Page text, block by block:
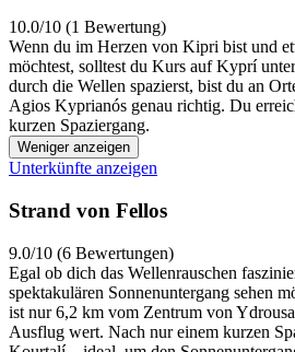
10.0/10 (1 Bewertung)
Wenn du im Herzen von Kipri bist und
möchtest, solltest du Kurs auf Kyprí
durch die Wellen spazierst, bist du an
Agios Kyprianós genau richtig. Du
kurzen Spaziergang.
Weniger anzeigen
Unterkünfte anzeigen
Strand von Fellos
9.0/10 (6 Bewertungen)
Egal ob dich das Wellenrauschen
spektakulären Sonnenuntergang sehen
ist nur 6,2 km vom Zentrum von
Ausflug wert. Nach nur einem kurzen